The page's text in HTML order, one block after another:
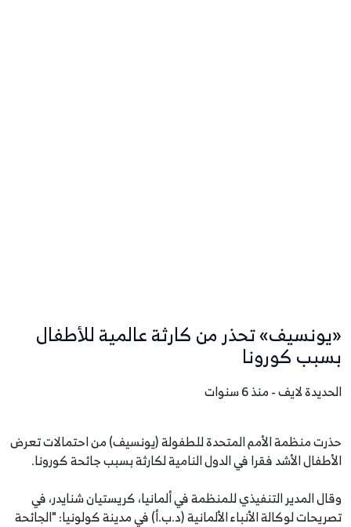
«يونسيف» تحذر من كارثة عالمية للأطفال
بسبب كورونا
الحديدة لايف - منذ 6 سنوات
حذرت منظمة الأمم المتحدة للطفولة (يونسيف) من احتمالات تعرض
الأطفال الأشد فقرا في الدول النامية لكارثة بسبب جائحة كورونا.
وقال المدير التنفيذي للمنظمة في ألمانيا، كريستيان شنايدر، في
تصريحات لوكالة الأنباء الألمانية (د.ب.أ) في مدينة كولونيا: "الجائحة